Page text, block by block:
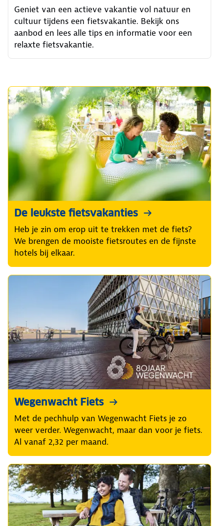
Geniet van een actieve vakantie vol natuur en
cultuur tijdens een fietsvakantie. Bekijk ons
aanbod en lees alle tips en informatie voor een
relaxte fietsvakantie.
De leukste fietsvakanties
Heb je zin om erop uit te trekken met de fiets?
We brengen de mooiste fietsroutes en de fijnste
hotels bij elkaar.
Wegenwacht Fiets
Met de pechhulp van Wegenwacht Fiets je zo
weer verder. Wegenwacht, maar dan voor je fiets.
Al vanaf 2,32 per maand.